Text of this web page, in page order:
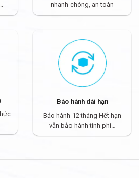
nhanh chóng, an toàn
Bào hành dài hạn
Bảo hành 12 tháng Hết hạn
vẫn bảo hành tính phí…